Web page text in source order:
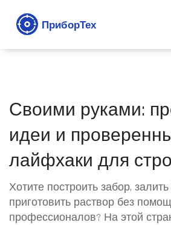
Своими руками:
идеи и
лайфхаки для
Хотите построить забор,
приготовить раствор без
профессионалов? На этой